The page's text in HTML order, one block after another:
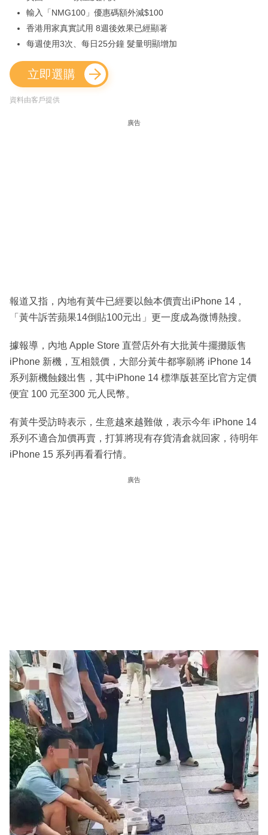
輸入「NMG100」優惠碼額外減$100
香港用家真實試用 8週後效果已經顯著
每週使用3次、每日25分鐘 髮量明顯增加
立即選購
資料由客戶提供
廣告
報道又指，內地有黃牛已經要以蝕本價賣出iPhone 14，
「黃牛訴苦蘋果14倒貼100元出」更一度成為微博熱搜。
據報導，內地 Apple Store 直營店外有大批黃牛擺攤販售
iPhone 新機，互相競價，大部分黃牛都寧願將 iPhone 14
系列新機蝕錢出售，其中iPhone 14 標準版甚至比官方定價
便宜 100 元至300 元人民幣。
有黃牛受訪時表示，生意越來越難做，表示今年 iPhone 14
系列不適合加價再賣，打算將現有存貨清倉就回家，待明年
iPhone 15 系列再看看行情。
廣告